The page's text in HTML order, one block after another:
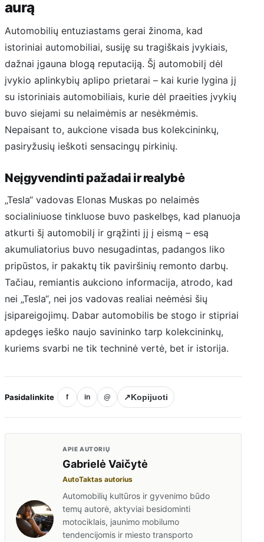
aurą
Automobilių entuziastams gerai žinoma, kad
istoriniai automobiliai, susiję su tragiškais įvykiais,
dažnai įgauna blogą reputaciją. Šį automobilį dėl
įvykio aplinkybių aplipo prietarai – kai kurie lygina jį
su istoriniais automobiliais, kurie dėl praeities įvykių
buvo siejami su nelaimėmis ar nesėkmėmis.
Nepaisant to, aukcione visada bus kolekcininkų,
pasiryžusių ieškoti sensacingų pirkinių.
Neįgyvendinti pažadai ir realybė
„Tesla“ vadovas Elonas Muskas po nelaimės
socialiniuose tinkluose buvo paskelbęs, kad planuoja
atkurti šį automobilį ir grąžinti jį į eismą – esą
akumuliatorius buvo nesugadintas, padangos liko
pripūstos, ir pakaktų tik paviršinių remonto darbų.
Tačiau, remiantis aukciono informacija, atrodo, kad
nei „Tesla“, nei jos vadovas realiai neėmėsi šių
įsipareigojimų. Dabar automobilis be stogo ir stipriai
apdegęs ieško naujo savininko tarp kolekcininkų,
kuriems svarbi ne tik techninė vertė, bet ir istorija.
Pasidalinkite f in @ ↗Kopijuoti
APIE AUTORIŲ
Gabrielė Vaičytė
AutoTaktas autorius
Automobilių kultūros ir gyvenimo būdo
temų autorė, aktyviai besidominti
motociklais, jaunimo mobilumo
tendencijomis ir miesto transporto